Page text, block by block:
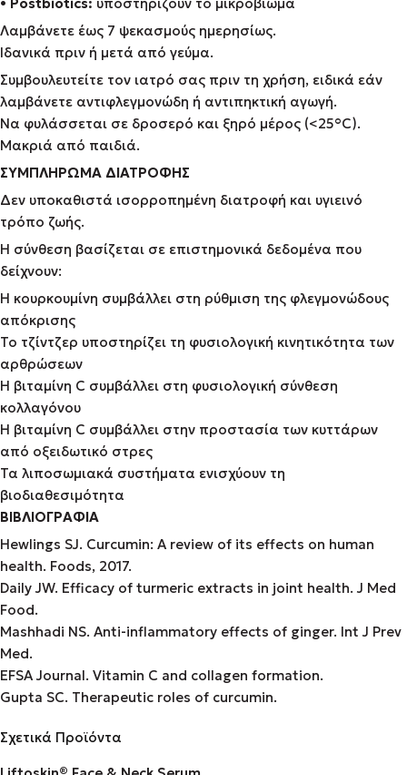
• Postbiotics: υποστηρίζουν το μικροβίωμα
Λαμβάνετε έως 7 ψεκασμούς ημερησίως.
Ιδανικά πριν ή μετά από γεύμα.
Συμβουλευτείτε τον ιατρό σας πριν τη χρήση, ειδικά εάν
λαμβάνετε αντιφλεγμονώδη ή αντιπηκτική αγωγή.
Να φυλάσσεται σε δροσερό και ξηρό μέρος (<25°C).
Μακριά από παιδιά.
ΣΥΜΠΛΗΡΩΜΑ ΔΙΑΤΡΟΦΗΣ
Δεν υποκαθιστά ισορροπημένη διατροφή και υγιεινό
τρόπο ζωής.
Η σύνθεση βασίζεται σε επιστημονικά δεδομένα που
δείχνουν:
Η κουρκουμίνη συμβάλλει στη ρύθμιση της φλεγμονώδους
απόκρισης
Το τζίντζερ υποστηρίζει τη φυσιολογική κινητικότητα των
αρθρώσεων
Η βιταμίνη C συμβάλλει στη φυσιολογική σύνθεση
κολλαγόνου
Η βιταμίνη C συμβάλλει στην προστασία των κυττάρων
από οξειδωτικό στρες
Τα λιποσωμιακά συστήματα ενισχύουν τη
βιοδιαθεσιμότητα
ΒΙΒΛΙΟΓΡΑΦΙΑ
Hewlings SJ. Curcumin: A review of its effects on human
health. Foods, 2017.
Daily JW. Efficacy of turmeric extracts in joint health. J Med
Food.
Mashhadi NS. Anti-inflammatory effects of ginger. Int J Prev
Med.
EFSA Journal. Vitamin C and collagen formation.
Gupta SC. Therapeutic roles of curcumin.
Σχετικά Προϊόντα